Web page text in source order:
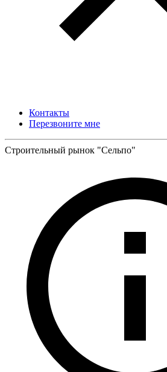
Контакты
Перезвоните мне
Строительный рынок "Сельпо"